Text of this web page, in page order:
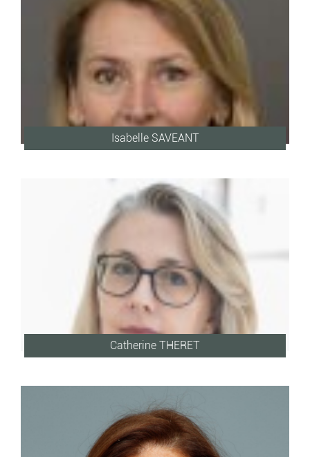
Isabelle SAVEANT
Catherine THERET